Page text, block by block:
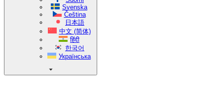
Svenska
Čeština
日本語
中文 (简体)
हिंदी
한국어
Українська